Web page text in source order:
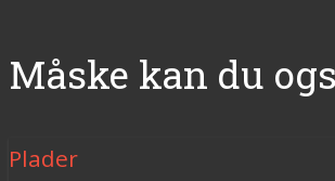
Måske kan du
Plader